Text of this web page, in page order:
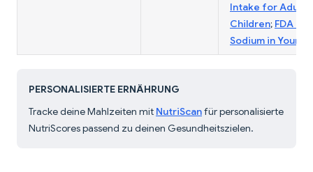
Intake for Adults
Children; FDA —
Sodium in Your
PERSONALISIERTE ERNÄHRUNG
Tracke deine Mahlzeiten mit NutriScanfür personalisierte
NutriScores passend zu deinen Gesundheitszielen.